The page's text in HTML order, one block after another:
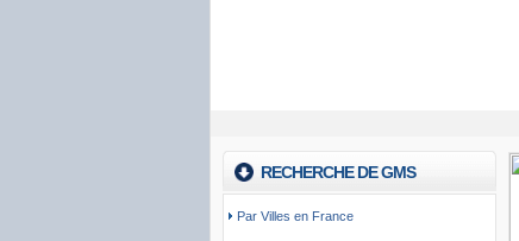
RECHERCHE DE GMS
Par Villes en France